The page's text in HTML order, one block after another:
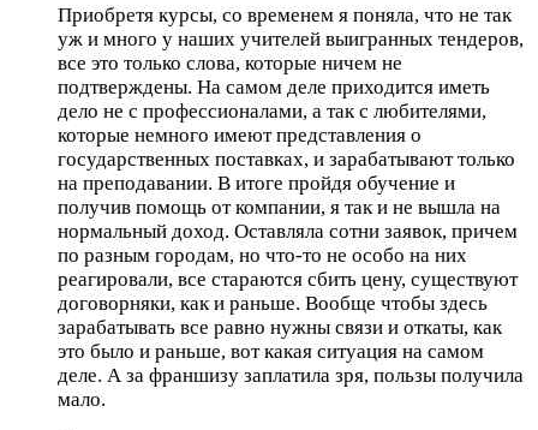
Приобретя курсы, со временем я поняла, что не так
уж и много у наших учителей выигранных тендеров,
все это только слова, которые ничем не
подтверждены. На самом деле приходится иметь
дело не с профессионалами, а так с любителями,
которые немного имеют представления о
государственных поставках, и зарабатывают только
на преподавании. В итоге пройдя обучение и
получив помощь от компании, я так и не вышла на
нормальный доход. Оставляла сотни заявок, причем
по разным городам, но что-то не особо на них
реагировали, все стараются сбить цену, существуют
договорняки, как и раньше. Вообще чтобы здесь
зарабатывать все равно нужны связи и откаты, как
это было и раньше, вот какая ситуация на самом
деле. А за франшизу заплатила зря, пользы получила
мало.